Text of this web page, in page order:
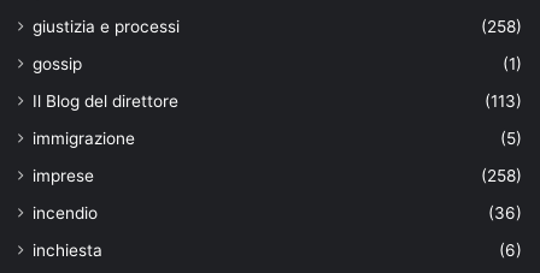
giustizia e processi
(258)
gossip
(1)
Il Blog del direttore
(113)
immigrazione
(5)
imprese
(258)
incendio
(36)
inchiesta
(6)